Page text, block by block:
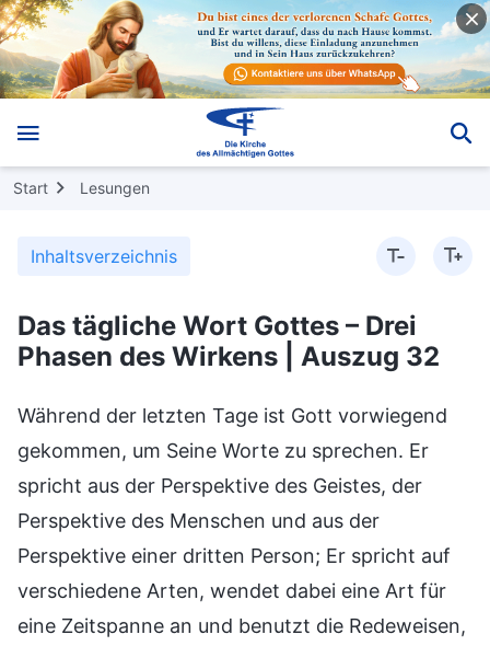
Start Lesungen
Inhaltsverzeichnis
Das tägliche Wort Gottes – Drei
Phasen des Wirkens | Auszug 32
Während der letzten Tage ist Gott vorwiegend
gekommen, um Seine Worte zu sprechen. Er
spricht aus der Perspektive des Geistes, der
Perspektive des Menschen und aus der
Perspektive einer dritten Person; Er spricht auf
verschiedene Arten, wendet dabei eine Art für
eine Zeitspanne an und benutzt die Redeweisen,